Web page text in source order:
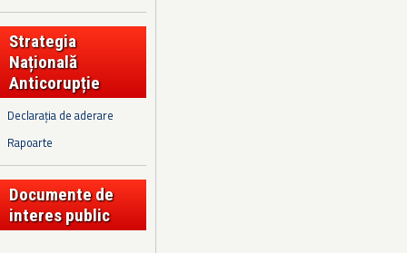
Strategia
Națională
Anticorupție
Declarația de aderare
Rapoarte
Documente de
interes public